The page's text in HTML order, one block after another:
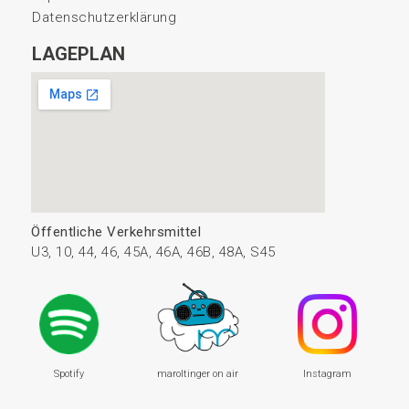
Datenschutzerklärung
LAGEPLAN
Öffentliche Verkehrsmittel
U3, 10, 44, 46, 45A, 46A, 46B, 48A, S45
Spotify maroltinger on air Instagram